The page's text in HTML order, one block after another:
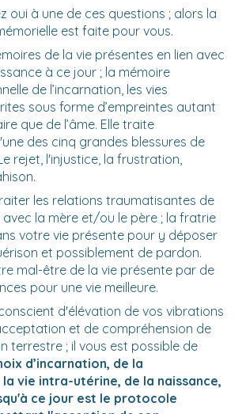
oui à une de ces questions ; alors la
est faite pour vous.
de la vie présentes en lien avec
à ce jour ; la mémoire
de l’incarnation, les vies
sous forme d’empreintes autant
que de l’âme. Elle traite
des cinq grandes blessures de
rejet, l'injustice, la frustration,
les relations traumatisantes de
avec la mère et/ou le père ; la fratrie
votre vie présente pour y déposer
et possiblement de pardon.
mal-être de la vie présente par de
pour une vie meilleure.
d'élévation de vos vibrations
et de compréhension de
terrestre ; il vous est possible de
d’incarnation, de la
vie intra-utérine, de la naissance,
ce jour est le protocole